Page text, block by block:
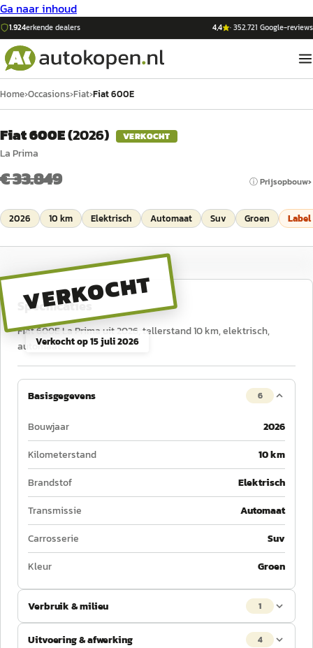
Ga naar inhoud
1.924erkende dealers 4,4 ·352.721 Google-reviews
Home›Occasions›Fiat›Fiat 600E
Fiat 600E(2026) VERKOCHT
La Prima
€ 33.849 ⓘ Prijsopbouw
2026 10 km Elektrisch Automaat Suv Groen Label
VERKOCHT
Verkocht op15 juli 2026
Specificaties
Fiat 600E La Prima uit 2026, tellerstand 10 km, elektrisch,
automaat.
Basisgegevens 6
Bouwjaar
2026
Kilometerstand
10 km
Brandstof
Elektrisch
Transmissie
Automaat
Carrosserie
Suv
Kleur
Groen
Verbruik & milieu 1
Uitvoering & afwerking 4